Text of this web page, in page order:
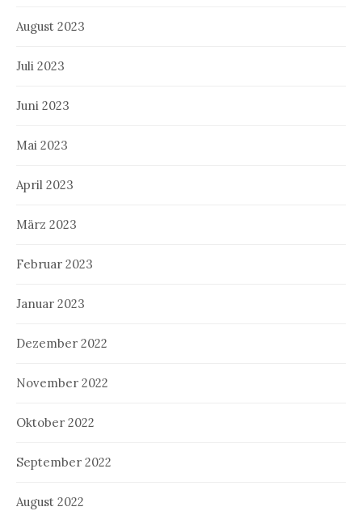
August 2023
Juli 2023
Juni 2023
Mai 2023
April 2023
März 2023
Februar 2023
Januar 2023
Dezember 2022
November 2022
Oktober 2022
September 2022
August 2022